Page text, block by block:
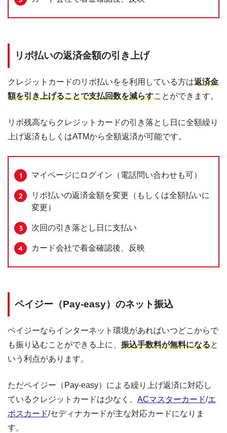
リボ払いの返済金額の引き上げ
クレジットカードのリボ払いをを利用している方は返済金
額を引き上げることで支払回数を減らすことができます。
リボ残高ならクレジットカードの引き落とし日に全額繰り
上げ返済もしくはATMから全額返済が可能です。
マイページにログイン（電話問い合わせも可）
リボ払いの返済金額を変更（もしくは全額払いに
変更）
次回の引き落とし日に支払い
カード会社で着金確認後、反映
ペイジー（Pay-easy）のネット振込
ペイジーならインターネット環境があればいつどこからで
も振り込むことができる上に、 振込手数料が無料になると
いう利点があります。
ただペイジー（Pay-easy）による繰り上げ返済に対応し
ているクレジットカードは少なく、 ACマスターカード/エ
ポスカード/セディナカードが主な対応カードになりま
す。